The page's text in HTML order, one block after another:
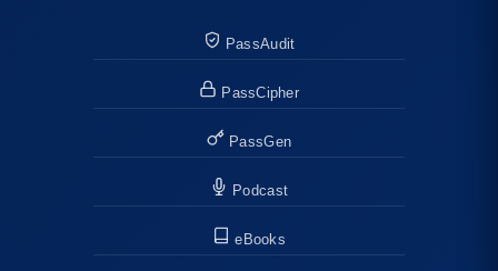
PassAudit
PassCipher
PassGen
Podcast
eBooks